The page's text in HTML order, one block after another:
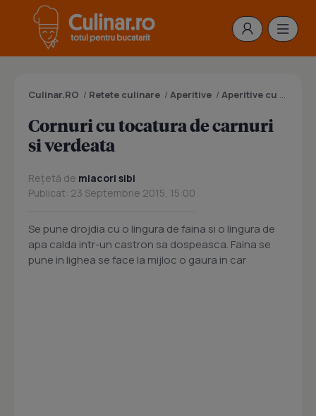
Culinar.RO / Retete culinare / Aperitive / Aperitive cu carne
Cornuri cu tocatura de carnuri
si verdeata
Rețetă de miacori sibi
Publicat: 23 Septembrie 2015, 15:00
Se pune drojdia cu o lingura de faina si o lingura de
apa calda intr-un castron sa dospeasca. Faina se
pune in lighea se face la mijloc o gaura in car